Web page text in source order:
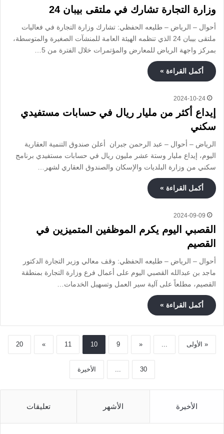
وزارة التجارة تشارك في ملتقى بيبان 24
أحوال – الرياض – طليعه الحفظي: تشارك وزارة التجارة في فعاليات
ملتقى بيبان 24 الذي تنظمه الهيئة العامة للمنشآت الصغيرة والمتوسطة،
بمركز واجهة الرياض للمعارض والمؤتمرات خلال الفترة من 5…
أكمل القراءة »
2024-10-24
إيداع أكثر من مليار ريال في حسابات مستفيدي
سكني
الرياض – أحوال – عبد الرحمن جبران أعلن صندوق التنمية العقارية
اليوم، إيداع مليار وستة عشر مليون ريال في حسابات مستفيدي برنامج
سكني من وزارة البلديات والإسكان والصندوق العقاري لشهر…
أكمل القراءة »
2024-09-09
القصبي اليوم يكرم الموظفين المتميزين في
القصيم
أحوال – الرياض – طليعه الحفظي: وقف معالي وزير التجارة الدكتور
ماجد بن عبدالله القصبي اليوم على أعمال فرع وزارة التجارة بمنطقة
القصيم، مطلعاً على آلية سير العمل وتسهيل الخدمات…
أكمل القراءة »
« الأولى ...
«
9
10
11
»
20
30
... الأخيرة
الأخيرة الأشهر تعليقات